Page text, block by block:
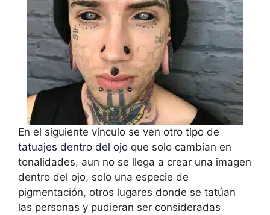
En el siguiente vínculo se ven otro tipo de
tatuajes dentro del ojo que solo cambian en
tonalidades, aun no se llega a crear una imagen
dentro del ojo, solo una especie de
pigmentación, otros lugares donde se tatúan
las personas y pudieran ser consideradas